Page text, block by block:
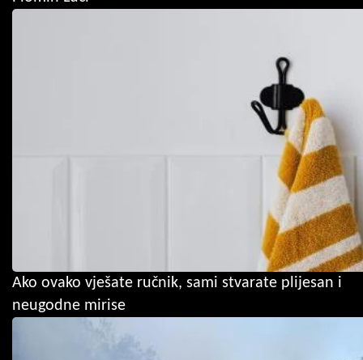
Ako ovako vješate ručnik, sami stvarate plijesan i
neugodne mirise